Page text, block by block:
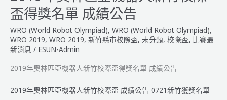
智
慧
城
匹
智
能
器
聯
盃得獎名單 成績公告
WRO (World Robot Olympiad), WRO (World Robot Olympiad),
WRO 2019, WRO 2019, 新竹縣市校際盃, 未分類, 校際盃, 比賽最
新消息 / ESUN-Admin
2019年奧林匹亞機器人新竹校際盃得獎名單 成績公告
2019年奧林匹亞機器人新竹校際盃 成績公告 0721新竹獲獎名單